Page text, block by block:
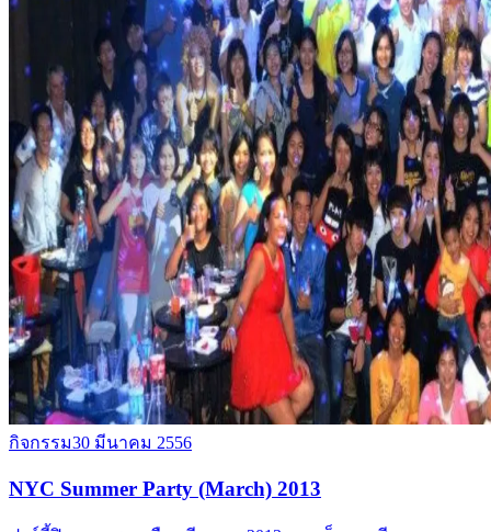
กิจกรรม30 มีนาคม 2556
NYC Summer Party (March) 2013